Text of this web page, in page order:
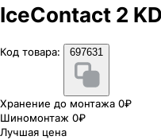
IceContact 2 KD
Код товара: 697631
Хранение до монтажа 0₽
Шиномонтаж 0₽
Лучшая цена